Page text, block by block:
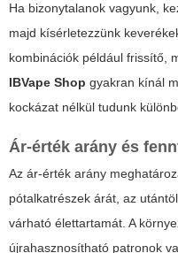
Ha bizonytalanok vagyunk,
majd kísérletezzünk
kombinációk például frissítő,
IBVape Shop gyakran kínál
kockázat nélkül tudunk
Ár-érték arány és
Az ár-érték arány
pótalkatrészek árát, az
várható élettartamát. A
újrahasznosítható patronok